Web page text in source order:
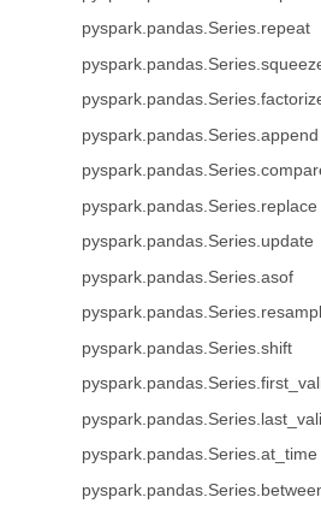
pyspark.pandas.Series.repeat
pyspark.pandas.Series.append
pyspark.pandas.Series.replace
pyspark.pandas.Series.update
pyspark.pandas.Series.asof
pyspark.pandas.Series.shift
pyspark.pandas.Series.at_time